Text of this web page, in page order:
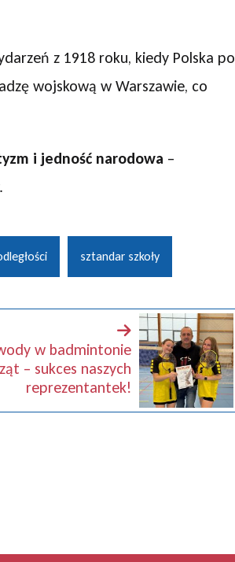
z 1918 roku, kiedy Polska po
wojskową w Warszawie, co
i jedność narodowa –
sztandar szkoły
w badmintonie
– sukces naszych
reprezentantek!